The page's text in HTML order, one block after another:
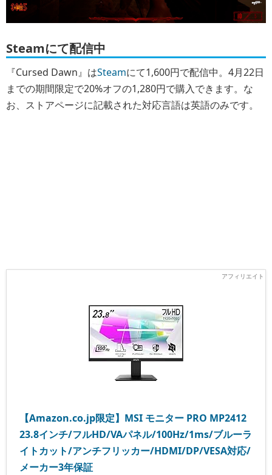
Steamにて配信中
『Cursed Dawn』はSteamにて1,600円で配信中。4月22日
までの期間限定で20%オフの1,280円で購入できます。な
お、ストアページに記載された対応言語は英語のみです。
【Amazon.co.jp限定】MSI モニター PRO MP2412
23.8インチ/フルHD/VAパネル/100Hz/1ms/ブルーラ
イトカット/アンチフリッカー/HDMI/DP/VESA対応/
メーカー3年保証